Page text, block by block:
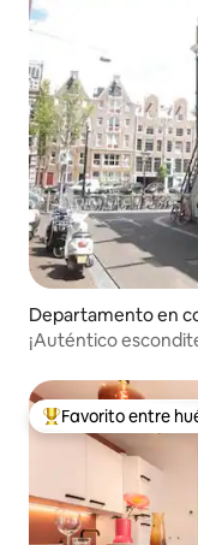
Departamento en
msterdam
¡Auténtico
Favorito entre los
Favorito entre